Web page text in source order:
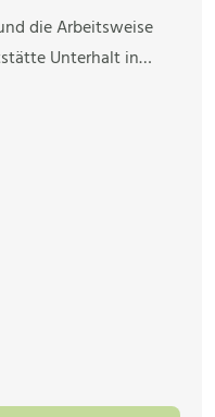
die Arbeitsweise
Unterhalt in…